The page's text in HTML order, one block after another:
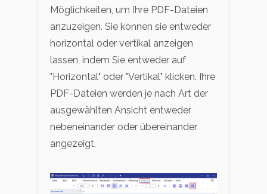
Möglichkeiten, um Ihre PDF-Dateien
anzuzeigen. Sie können sie entweder
horizontal oder vertikal anzeigen
lassen, indem Sie entweder auf
"Horizontal" oder "Vertikal" klicken. Ihre
PDF-Dateien werden je nach Art der
ausgewählten Ansicht entweder
nebeneinander oder übereinander
angezeigt.